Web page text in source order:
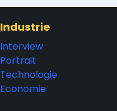
Industrie
Interview
Portrait
Technologie
Economie